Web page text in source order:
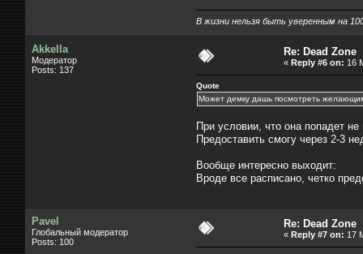
В жизни нельзя быть уверенным на
Akkella
Модератор
Posts: 137
Re: Dead Zone
« Reply #6 on: 16
Quote
Может демку дашь посмотреть
При условии, что она попадет
Предоставить смогу через 2-3
Вообще интересно выходит:
Вроде все расписано, четко
Pavel
Глобальный модератор
Posts: 100
Re: Dead Zone
« Reply #7 on: 17